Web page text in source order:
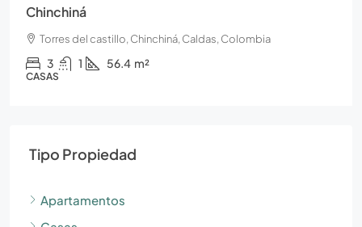
Chinchiná
Torres del castillo, Chinchiná, Caldas, Colombia
3 1 56.4 m²
CASAS
Tipo Propiedad
Apartamentos